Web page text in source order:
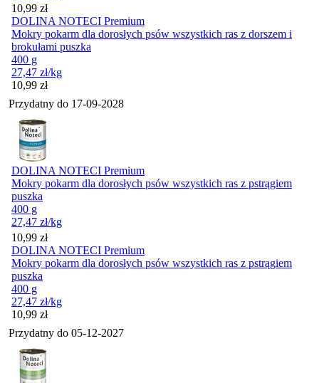
Cena
10,99 zł
DOLINA NOTECI Premium
Mokry pokarm dla dorosłych psów wszystkich ras z dorszem i
brokułami puszka
400 g
27,47 zł/kg
Cena
10,99 zł
Przydatny do 17-09-2028
DOLINA NOTECI Premium
Mokry pokarm dla dorosłych psów wszystkich ras z pstrągiem
puszka
400 g
27,47 zł/kg
Cena
10,99 zł
DOLINA NOTECI Premium
Mokry pokarm dla dorosłych psów wszystkich ras z pstrągiem
puszka
400 g
27,47 zł/kg
Cena
10,99 zł
Przydatny do 05-12-2027